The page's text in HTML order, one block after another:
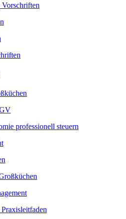
professionell steuern